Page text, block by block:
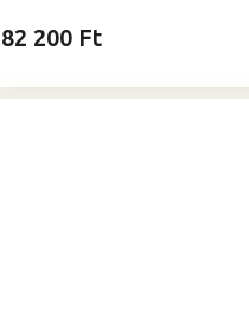
82 200 Ft